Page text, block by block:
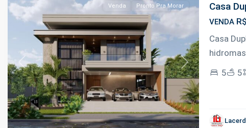
Previous Next
Venda Pronto Pra Morar Casa
VENDA
Casa
5
5
Adrianópolis,